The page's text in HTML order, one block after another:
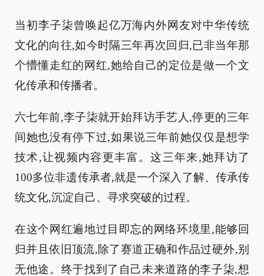
当初李子柒曾唤起亿万海内外网友对中华传统
文化的向往,如今时隔三年再次回归,已非当年那
个懵懂走红的网红,她给自己的定位是做一个文
化传承和传播者。
六七年前,李子柒就开始拜访手艺人,停更的三年
间她也没有停下过,如果说三年前她仅仅是想学
技术,让视频内容更丰富。这三年来,她拜访了
100多位非遗传承者,就是一个深入了解、传承传
统文化,沉淀自己、寻求突破的过程。
在这个网红遍地过目即忘的网络环境里,能够回
归并且依旧顶流,除了赛道正确和作品过硬外,别
无他途。终于找到了自己未来道路的李子柒,想